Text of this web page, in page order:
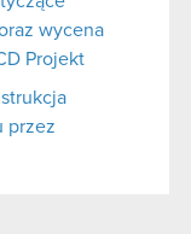
wycena
Projekt
przez